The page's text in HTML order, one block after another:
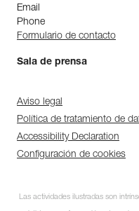
Email
Phone
Formulario de contacto
Sala de prensa
Aviso legal
Política de tratamiento de
Accessibility Declaration
Configuración de cookies
Las actividades ilustradas son